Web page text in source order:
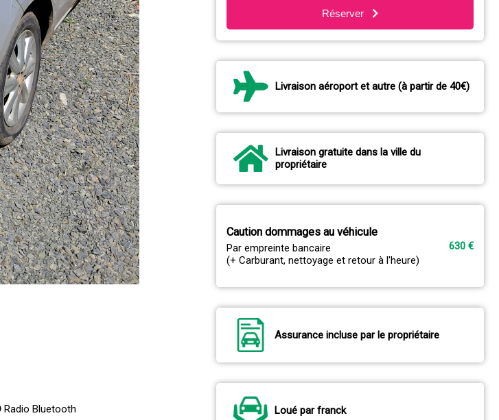
Radio Bluetooth
Réserver
Livraison aéroport et autre (à partir de 40€)
Livraison gratuite dans la ville du
propriétaire
Caution dommages au véhicule
Par empreinte bancaire
(+ Carburant, nettoyage et retour à l'heure)
630 €
Assurance incluse par le propriétaire
Loué par franck